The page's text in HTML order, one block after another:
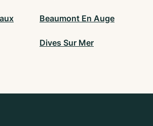
Beaumont En Auge
Dives Sur Mer